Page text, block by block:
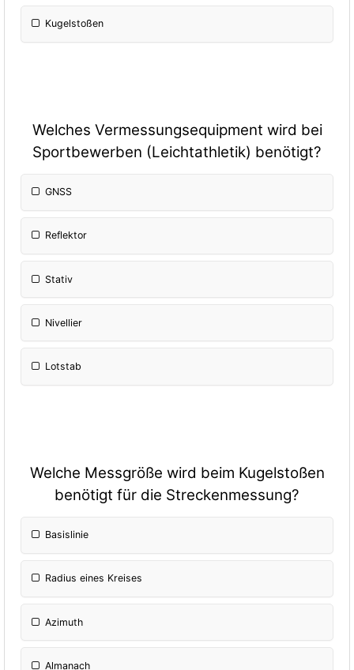
Kugelstoßen
Welches Vermessungsequipment wird bei
Sportbewerben (Leichtathletik) benötigt?
GNSS
Reflektor
Stativ
Nivellier
Lotstab
Welche Messgröße wird beim Kugelstoßen
benötigt für die Streckenmessung?
Basislinie
Radius eines Kreises
Azimuth
Almanach